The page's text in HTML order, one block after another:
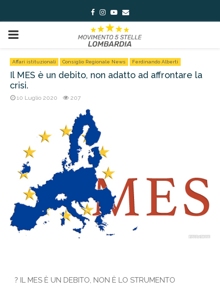
Facebook
Instagram
Youtube
Email
PRIMARY
MENU
Affari istituzionali Consiglio Regionale News Ferdinando Alberti
Il MES è un debito, non adatto ad affrontare la
crisi.
10 Luglio 2020 207
? IL MES È UN DEBITO, NON È LO STRUMENTO